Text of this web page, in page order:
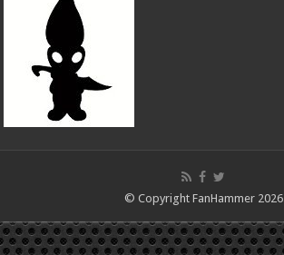
© Copyright FanHammer 2026